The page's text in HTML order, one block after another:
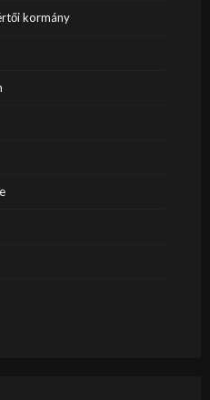
kormány